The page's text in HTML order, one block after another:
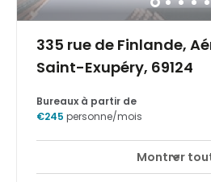
335 rue de Finlande,
Saint-Exupéry, 69124
Bureaux à partir de
€245 personne/mois
Montrer